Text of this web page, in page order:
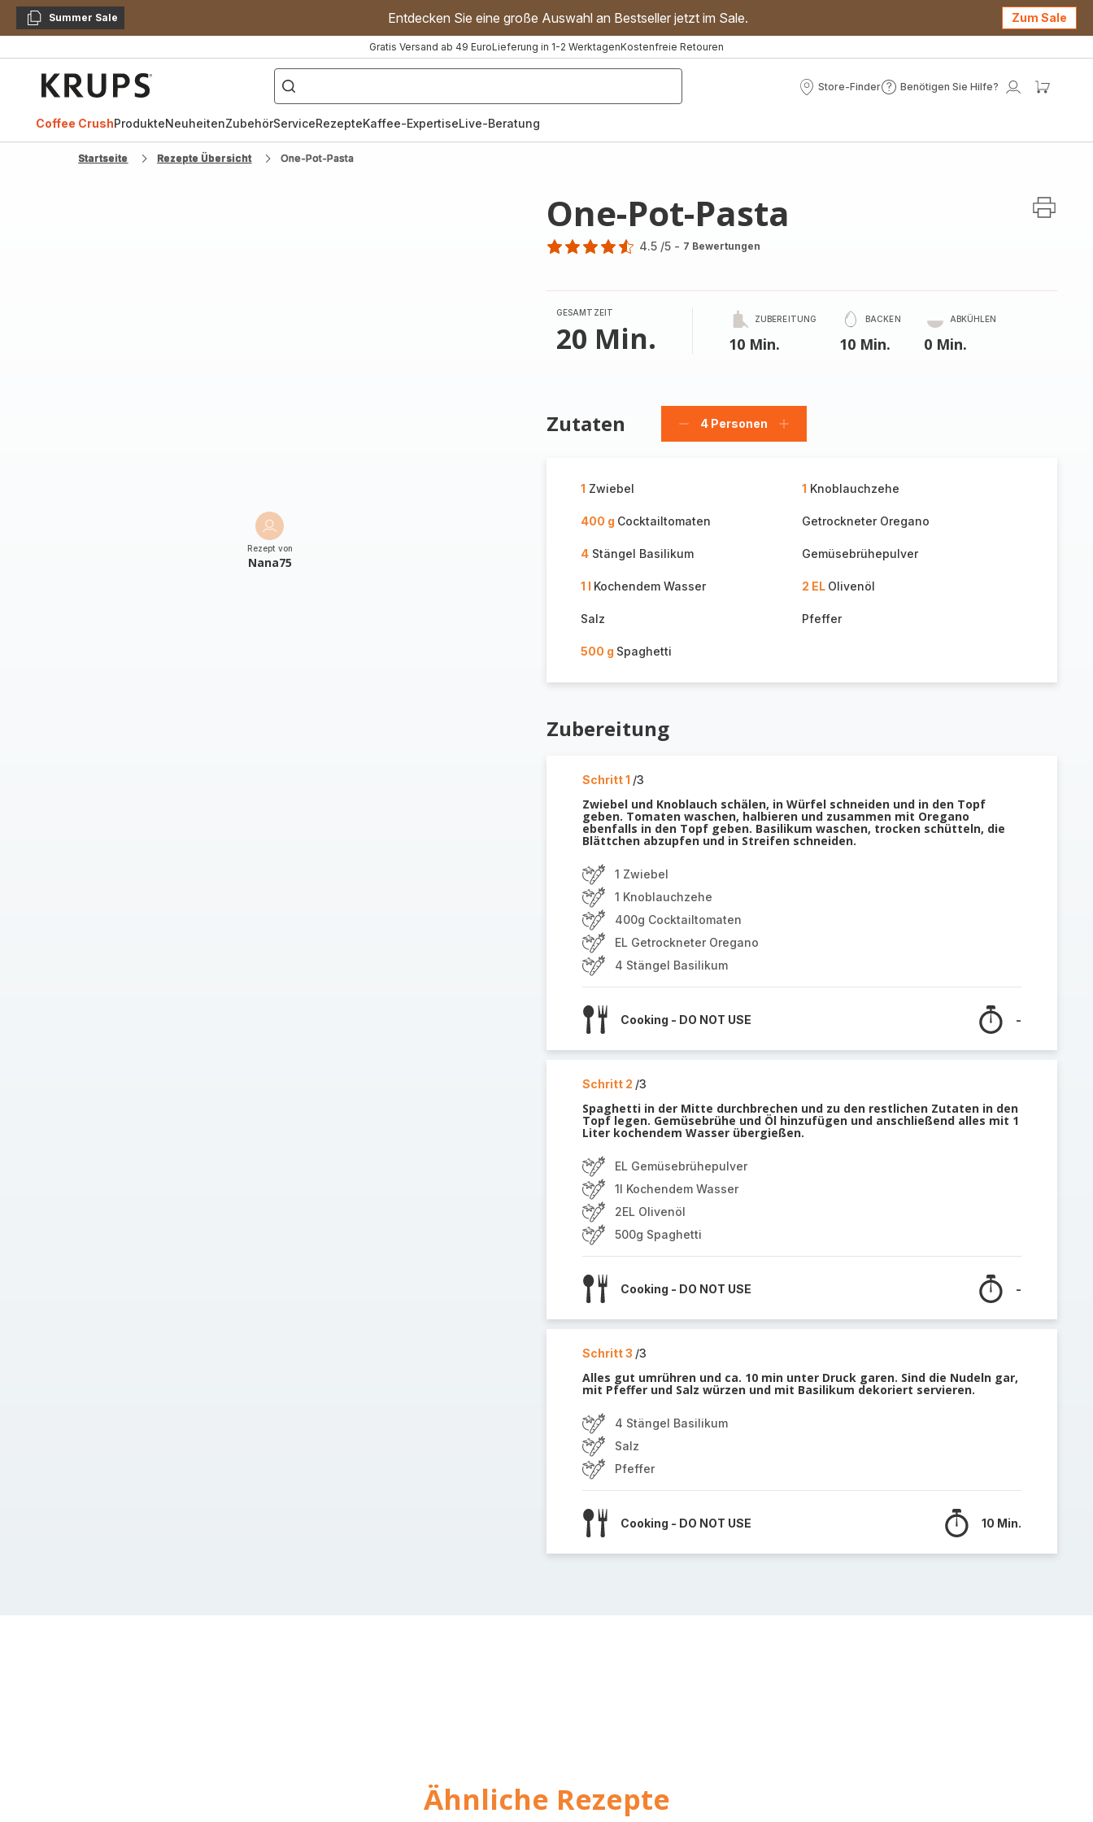
KopierenSummer Sale Entdecken Sie eine große Auswahl an Bestseller jetzt im Sale. Zum Sale
Gratis Versand ab 49 EuroLieferung in 1-2 WerktagenKostenfreie Retouren
["Kaffeevollautomat","Handmixer","Waffeleisen"]
Store-Finder
Store-
Benötigen Sie Hilfe?
Benötigen
Mein
Coffee CrushProdukteNeuheitenZubehörServiceRezepteKaffee-ExpertiseLive-Beratung
Startseite Rezepte Übersicht One-Pot-Pasta
Rezept von
Nana75
One-Pot-Pasta
4.5 /5 - 7 Bewertungen
GESAMTZEIT
20 Min.
ZUBEREITUNG
10 Min.
BACKEN
10 Min.
ABKÜHLEN
0 Min.
Zutaten
Personen
4 Personen
Personen
1 Zwiebel 1 Knoblauchzehe
400 g Cocktailtomaten Getrockneter Oregano
4Stängel Basilikum Gemüsebrühepulver
1 l Kochendem Wasser 2 EL Olivenöl
Salz Pfeffer
500 g Spaghetti
Zubereitung
Schritt 1 /3
Zwiebel und Knoblauch schälen, in Würfel schneiden und in den Topf
geben. Tomaten waschen, halbieren und zusammen mit Oregano
ebenfalls in den Topf geben. Basilikum waschen, trocken schütteln, die
Blättchen abzupfen und in Streifen schneiden.
1 Zwiebel
1 Knoblauchzehe
400g Cocktailtomaten
EL Getrockneter Oregano
4 Stängel Basilikum
Cooking - DO NOT USE -
Schritt 2 /3
Spaghetti in der Mitte durchbrechen und zu den restlichen Zutaten in den
Topf legen. Gemüsebrühe und Öl hinzufügen und anschließend alles mit 1
Liter kochendem Wasser übergießen.
EL Gemüsebrühepulver
1l Kochendem Wasser
2EL Olivenöl
500g Spaghetti
Cooking - DO NOT USE -
Schritt 3 /3
Alles gut umrühren und ca. 10 min unter Druck garen. Sind die Nudeln gar,
mit Pfeffer und Salz würzen und mit Basilikum dekoriert servieren.
4 Stängel Basilikum
Salz
Pfeffer
Cooking - DO NOT USE 10 Min.
Ähnliche Rezepte